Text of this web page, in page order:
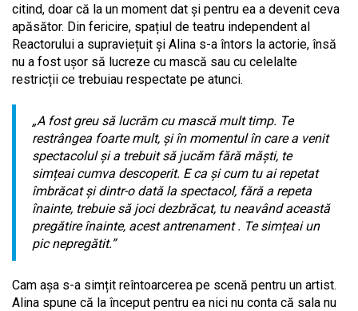
citind, doar că la un moment dat și pentru ea a devenit ceva
apăsător. Din fericire, spațiul de teatru independent al
Reactorului a supraviețuit și Alina s-a întors la actorie, însă
nu a fost ușor să lucreze cu mască sau cu celelalte
restricții ce trebuiau respectate pe atunci.
„A fost greu să lucrăm cu mască mult timp. Te
restrângea foarte mult, și în momentul în care a venit
spectacolul și a trebuit să jucăm fără măști, te
simțeai cumva descoperit. E ca și cum tu ai repetat
îmbrăcat și dintr-o dată la spectacol, fără a repeta
înainte, trebuie să joci dezbrăcat, tu neavând această
pregătire înainte, acest antrenament . Te simțeai un
pic nepregătit.”
Cam așa s-a simțit reîntoarcerea pe scenă pentru un artist.
Alina spune că la început pentru ea nici nu conta că sala nu